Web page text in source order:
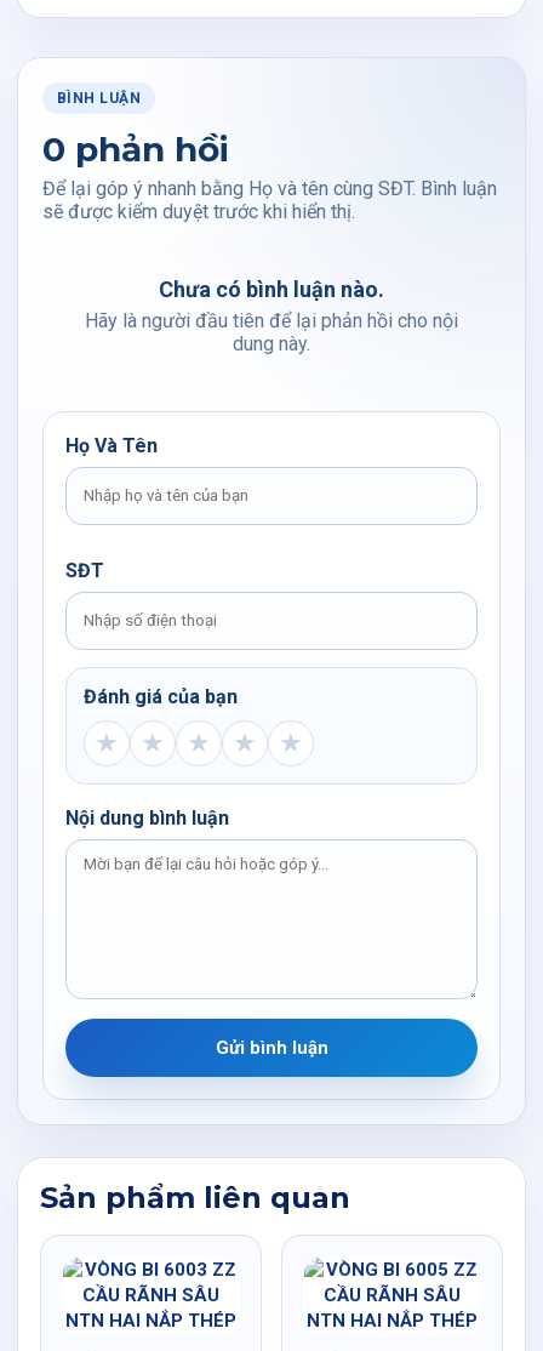
BÌNH LUẬN
0 phản hồi
Để lại góp ý nhanh bằng Họ và tên cùng SĐT. Bình luận
sẽ được kiểm duyệt trước khi hiển thị.
Chưa có bình luận nào.
Hãy là người đầu tiên để lại phản hồi cho nội
dung này.
Họ Và Tên
SĐT
Đánh giá của bạn
★ ★ ★ ★ ★
Nội dung bình luận
Gửi bình luận
Sản phẩm liên quan